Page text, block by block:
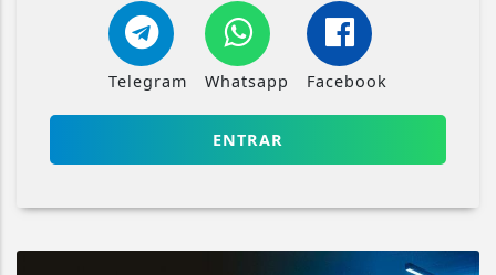
Telegram Whatsapp Facebook
ENTRAR